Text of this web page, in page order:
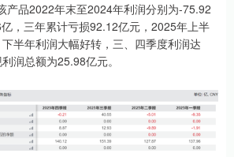
品2022年末至2024年利润分别为-75.92
，三年累计亏损92.12亿元，2025年上半
半年利润大幅好转，三、四季度利润达
润总额为25.98亿元。